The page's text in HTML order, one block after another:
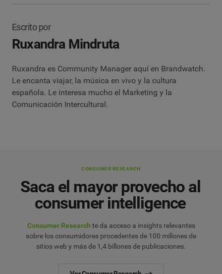
Escrito por
Ruxandra Mindruta
Ruxandra es Community Manager aquí en Brandwatch.
Le encanta viajar, la música en vivo y la cultura
española. Le interesa mucho el Marketing y la
Comunicación Intercultural.
CONSUMER RESEARCH
Saca el mayor provecho al
consumer intelligence
Consumer Research te da acceso a insights relevantes
sobre los consumidores procedentes de 100 millones de
sitios web y más de 1,4 billones de publicaciones.